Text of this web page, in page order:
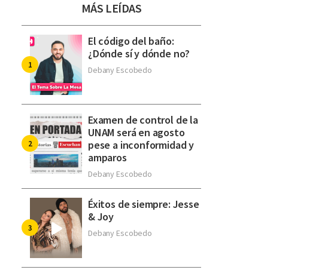
MÁS LEÍDAS
El código del baño:
¿Dónde sí y dónde no?
Debany Escobedo
Examen de control de la
UNAM será en agosto
pese a inconformidad y
amparos
Debany Escobedo
Éxitos de siempre: Jesse
& Joy
Debany Escobedo